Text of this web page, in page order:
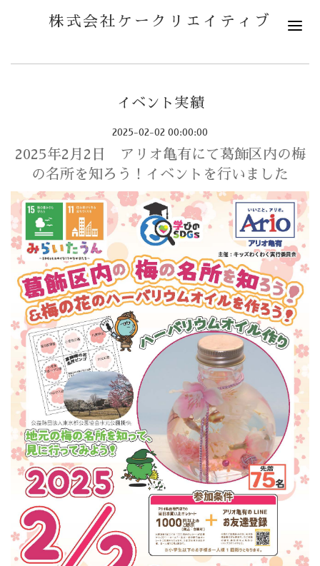
株式会社ケークリエイティブ
イベント実績
2025-02-02 00:00:00
2025年2月2日 アリオ亀有にて葛飾区内の梅
の名所を知ろう！イベントを行いました